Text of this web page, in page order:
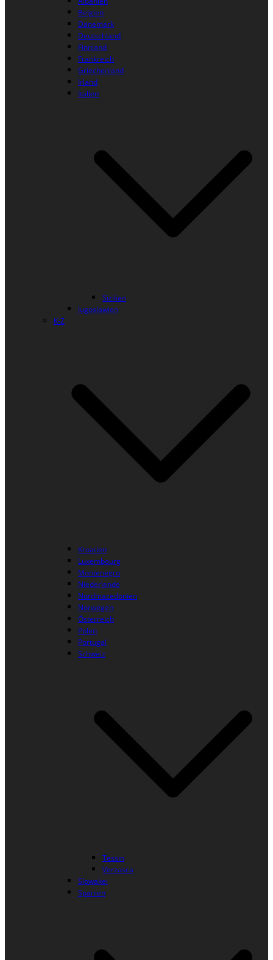
Belgien
Dänemark
Deutschland
Finnland
Frankreich
Griechenland
Irland
Italien
Sizilien
Jugoslawien
K-Z
Kroatien
Luxembourg
Montenegro
Niederlande
Nordmazedonien
Norwegen
Österreich
Polen
Portugal
Schweiz
Tessin
Verzasca
Slowakei
Spanien